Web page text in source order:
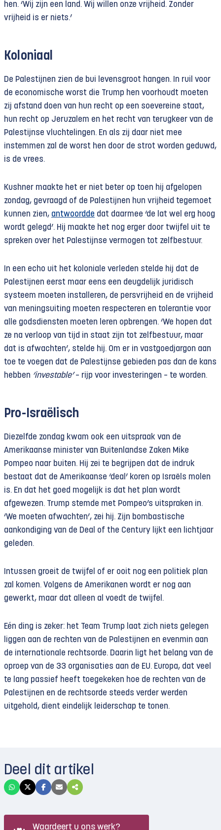
hen. ‘Wij zijn een land. Wij willen onze vrijheid. Zonder
vrijheid is er niets.’
Koloniaal
De Palestijnen zien de bui levensgroot hangen. In ruil voor
de economische worst die Trump hen voorhoudt moeten
zij afstand doen van hun recht op een soevereine staat,
hun recht op Jeruzalem en het recht van terugkeer van de
Palestijnse vluchtelingen. En als zij daar niet mee
instemmen zal de worst hen door de strot worden geduwd,
is de vrees.
Kushner maakte het er niet beter op toen hij afgelopen
zondag, gevraagd of de Palestijnen hun vrijheid tegemoet
kunnen zien, antwoordde dat daarmee ‘de lat wel erg hoog
wordt gelegd’. Hij maakte het nog erger door twijfel uit te
spreken over het Palestijnse vermogen tot zelfbestuur.
In een echo uit het koloniale verleden stelde hij dat de
Palestijnen eerst maar eens een deugdelijk juridisch
systeem moeten installeren, de persvrijheid en de vrijheid
van meningsuiting moeten respecteren en tolerantie voor
alle godsdiensten moeten leren opbrengen. ‘We hopen dat
ze na verloop van tijd in staat zijn tot zelfbestuur, maar
dat is afwachten’, stelde hij. Om er in vastgoedjargon aan
toe te voegen dat de Palestijnse gebieden pas dan de kans
hebben ‘investable’– rijp voor investeringen – te worden.
Pro-Israëlisch
Diezelfde zondag kwam ook een uitspraak van de
Amerikaanse minister van Buitenlandse Zaken Mike
Pompeo naar buiten. Hij zei te begrijpen dat de indruk
bestaat dat de Amerikaanse ‘deal’ koren op Israëls molen
is. En dat het goed mogelijk is dat het plan wordt
afgewezen. Trump stemde met Pompeo’s uitspraken in.
‘We moeten afwachten’, zei hij. Zijn bombastische
aankondiging van de Deal of the Century lijkt een lichtjaar
geleden.
Intussen groeit de twijfel of er ooit nog een politiek plan
zal komen. Volgens de Amerikanen wordt er nog aan
gewerkt, maar dat alleen al voedt de twijfel.
Eén ding is zeker: het Team Trump laat zich niets gelegen
liggen aan de rechten van de Palestijnen en evenmin aan
de internationale rechtsorde. Daarin ligt het belang van de
oproep van de 33 organisaties aan de EU. Europa, dat veel
te lang passief heeft toegekeken hoe de rechten van de
Palestijnen en de rechtsorde steeds verder werden
uitgehold, dient eindelijk leiderschap te tonen.
Deel dit artikel
Waardeert u ons werk?